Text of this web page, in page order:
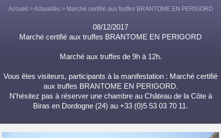
Accueil >Actualités> Marché certifié aux truffes BRANTOME EN PERIGORD
08/12/2017
Marché certifié aux truffes BRANTOME EN PERIGORD
Marché aux truffes de 9h à 12h.
Vous êtes visiteurs, participants à la manifestation : Marché certifié
aux truffes BRANTOME EN PERIGORD.
N'hésitez pas à réserver une chambre au Château de la Côte à
Biras en Dordogne (24) au +33 (0)5 53 03 70 11.